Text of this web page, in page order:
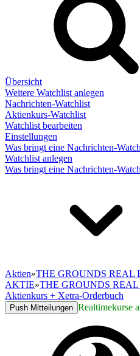
Übersicht
Weitere Watchlist anlegen
Nachrichten-Watchlist
Aktienkurs-Watchlist
Watchlist bearbeiten
Einstellungen
Was bringt eine Nachrichten-
Watchlist anlegen
Was bringt eine Nachrichten-
Aktien»THE GROUNDS REAL
AKTIE»THE GROUNDS
Aktienkurs + Xetra-Orderbuch
Push Mitteilungen Realtimekurse